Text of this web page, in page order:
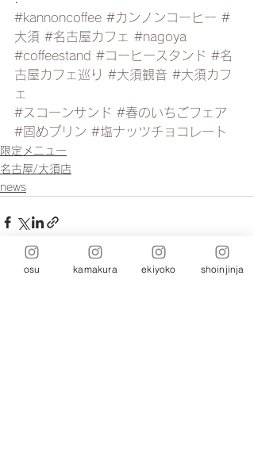
#kannoncoffee #カンノンコーヒー #
大須 #名古屋カフェ #nagoya
#coffeestand #コーヒースタンド #名
古屋カフェ巡り #大須観音 #大須カフ
ェ
#スコーンサンド #春のいちごフェア
#固めプリン #塩ナッツチョコレート
限定メニュー
名古屋/大須店
news
osu kamakura ekiyoko shoinjinja